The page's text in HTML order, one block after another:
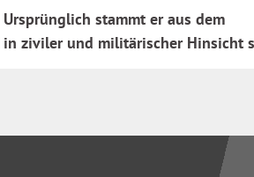
stammt er aus dem
ziviler und militärischer Hinsicht